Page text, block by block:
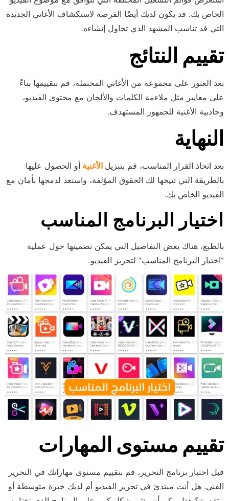
الخاص بك. قد يكون لديك أيضًا الفرصة لاستكشاف الأغاني الجديدة
التي قد تناسب المشهد الذي تحاول إنشاءه.
تقييم النتائج
بعد العثور على مجموعة من الأغاني المحتملة، قم بتقييمها بناءً
على معايير مثل ملاءمة الكلمات والألحان مع محتوى الفيديو،
وجاذبية الأغنية للجمهور المستهدف.
النهاية
بعد اتخاذ القرار المناسب، قم بتنزيل الأغنية أو الحصول عليها
بالطريقة التي تتيحها لك الحقوق المؤلفة، واستعد لدمجها بأمان مع
الفيديو الخاص بك.
اختيار البرنامج المناسب
بالطبع، هناك بعض التفاصيل التي يمكن تضمينها حول عملية
“اختيار البرنامج المناسب” لتحرير الفيديو:
تقييم مستوى المهارات
قبل اختيار برنامج التحرير، قم بتقييم مستوى مهاراتك في التحرير
الفني. هل أنت مبتدئ في تحرير الفيديو أم لديك خبرة متوسطة أو